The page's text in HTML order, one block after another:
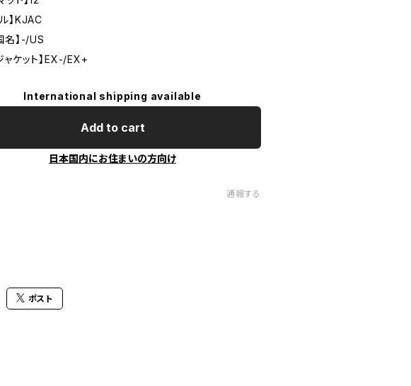
】KJAC
名】-/US
ャケット】EX-/EX+
International shipping available
Add to cart
日本国内にお住まいの方向け
通報する
ポスト